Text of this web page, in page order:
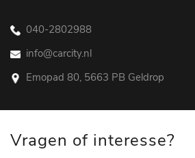
040-2802988
info@carcity.nl
Emopad 80, 5663 PB Geldrop
Vragen of interesse?